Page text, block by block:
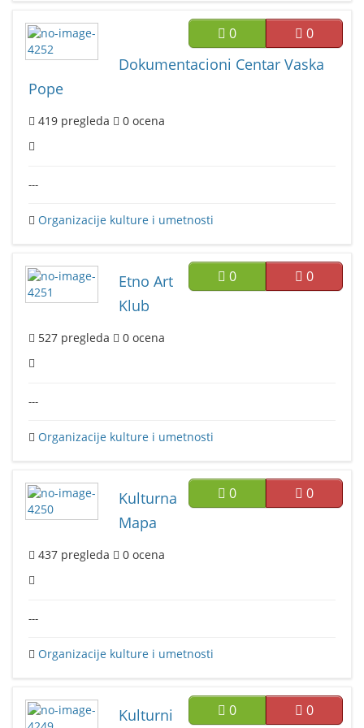
0 0
Dokumentacioni Centar Vaska
Pope
419 pregleda 0 ocena
---
Organizacije kulture i umetnosti
0 0
Etno Art
Klub
527 pregleda 0 ocena
---
Organizacije kulture i umetnosti
0 0
Kulturna
Mapa
437 pregleda 0 ocena
---
Organizacije kulture i umetnosti
0 0
Kulturni